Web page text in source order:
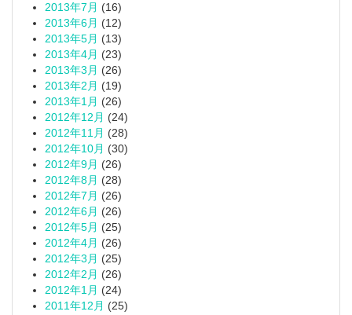
2013年7月 (16)
2013年6月 (12)
2013年5月 (13)
2013年4月 (23)
2013年3月 (26)
2013年2月 (19)
2013年1月 (26)
2012年12月 (24)
2012年11月 (28)
2012年10月 (30)
2012年9月 (26)
2012年8月 (28)
2012年7月 (26)
2012年6月 (26)
2012年5月 (25)
2012年4月 (26)
2012年3月 (25)
2012年2月 (26)
2012年1月 (24)
2011年12月 (25)